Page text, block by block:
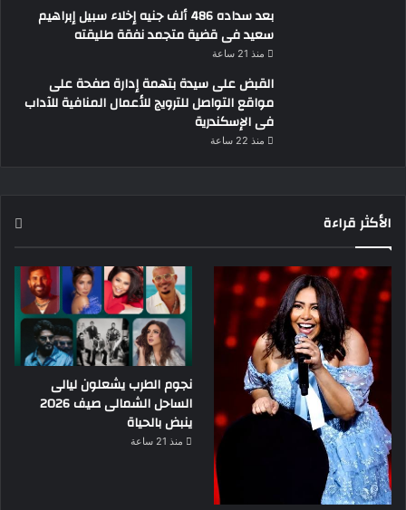
بعد سداده 486 ألف جنيه إخلاء سبيل إبراهيم
سعيد فى قضية متجمد نفقة طليقته
منذ 21 ساعة
القبض على سيدة بتهمة إدارة صفحة على
مواقع التواصل للترويج للأعمال المنافية للآداب
فى الإسكندرية
منذ 22 ساعة
الأكثر قراءة
نجوم الطرب يشعلون ليالى
الساحل الشمالى صيف 2026
ينبض بالحياة
منذ 21 ساعة